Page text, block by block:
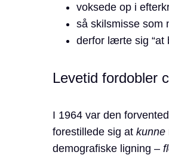
voksede op i
så skilsmisse som
derfor lærte sig “at
Levetid fordobler
I 1964 var den
forestillede sig at kunne
demografiske ligning –